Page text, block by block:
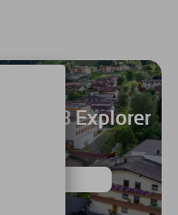
3 Explorer
Hotel im Zillertal!